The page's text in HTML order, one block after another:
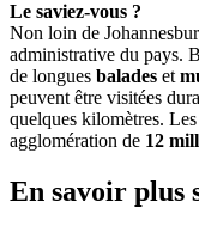
Le saviez-vous ?
Non loin de
administrative du pays.
de longues balades et
peuvent être visitées
quelques kilomètres.
agglomération de 12
En savoir plus